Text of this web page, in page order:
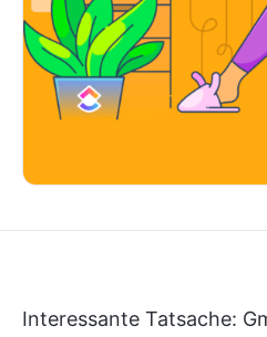
Interessante Tatsache: